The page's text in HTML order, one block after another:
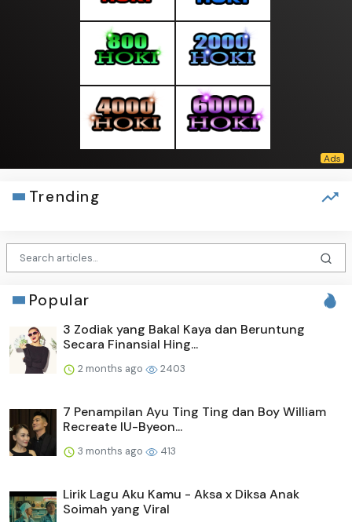
Trending
Popular
3 Zodiak yang Bakal Kaya dan Beruntung
Secara Finansial Hing...
2 months ago 2403
7 Penampilan Ayu Ting Ting dan Boy William
Recreate IU-Byeon...
3 months ago 413
Lirik Lagu Aku Kamu - Aksa x Diksa Anak
Soimah yang Viral